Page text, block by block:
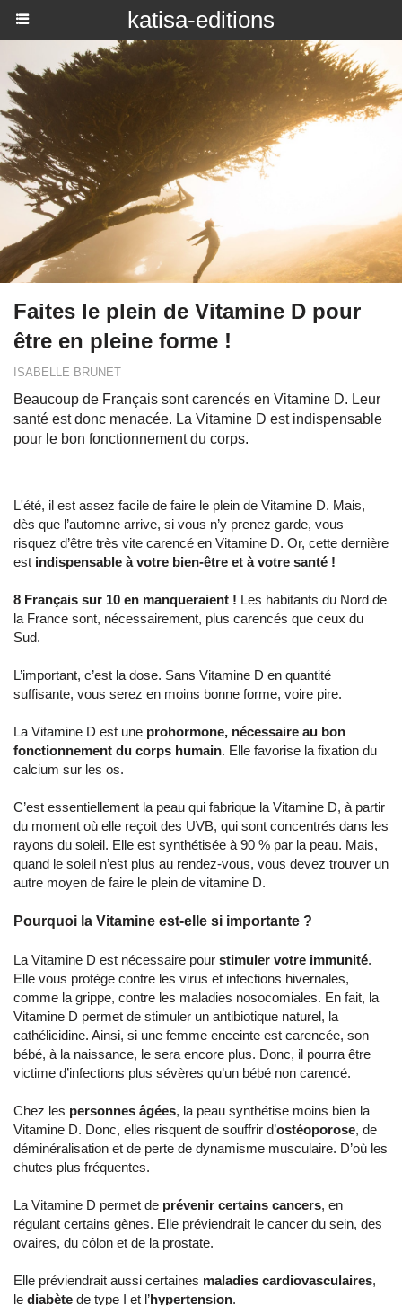
katisa-editions
Faites le plein de Vitamine D pour
être en pleine forme !
ISABELLE BRUNET
Beaucoup de Français sont carencés en Vitamine D. Leur
santé est donc menacée. La Vitamine D est indispensable
pour le bon fonctionnement du corps.
L'été, il est assez facile de faire le plein de Vitamine D. Mais,
dès que l’automne arrive, si vous n’y prenez garde, vous
risquez d’être très vite carencé en Vitamine D. Or, cette dernière
est indispensable à votre bien-être et à votre santé !
8 Français sur 10 en manqueraient ! Les habitants du Nord de
la France sont, nécessairement, plus carencés que ceux du
Sud.
L’important, c’est la dose. Sans Vitamine D en quantité
suffisante, vous serez en moins bonne forme, voire pire.
La Vitamine D est une prohormone, nécessaire au bon
fonctionnement du corps humain. Elle favorise la fixation du
calcium sur les os.
C’est essentiellement la peau qui fabrique la Vitamine D, à partir
du moment où elle reçoit des UVB, qui sont concentrés dans les
rayons du soleil. Elle est synthétisée à 90 % par la peau. Mais,
quand le soleil n’est plus au rendez-vous, vous devez trouver un
autre moyen de faire le plein de vitamine D.
Pourquoi la Vitamine est-elle si importante ?
La Vitamine D est nécessaire pour stimuler votre immunité.
Elle vous protège contre les virus et infections hivernales,
comme la grippe, contre les maladies nosocomiales. En fait, la
Vitamine D permet de stimuler un antibiotique naturel, la
cathélicidine. Ainsi, si une femme enceinte est carencée, son
bébé, à la naissance, le sera encore plus. Donc, il pourra être
victime d’infections plus sévères qu’un bébé non carencé.
Chez les personnes âgées, la peau synthétise moins bien la
Vitamine D. Donc, elles risquent de souffrir d’ostéoporose, de
déminéralisation et de perte de dynamisme musculaire. D’où les
chutes plus fréquentes.
La Vitamine D permet de prévenir certains cancers, en
régulant certains gènes. Elle préviendrait le cancer du sein, des
ovaires, du côlon et de la prostate.
Elle préviendrait aussi certaines maladies cardiovasculaires,
le diabète de type I et l’hypertension.